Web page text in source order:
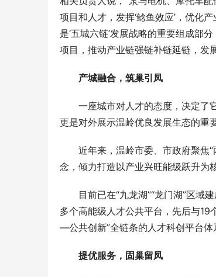
项目和人才，发挥‘鲶鱼效应’，优化
是‘五城六链’发展战略的重要组成部
项目，推动产业链强链补链延链，发
产城融合，筑巢引凤
一座城市对人才的态度，决定了
更是对外展示温岭优良发展生态的重要
近年来，温岭市委、市政府聚焦
念，倾力打造以产业兴旺能级跃升为
目前已在“九龙湖”“龙门湖”区域
多个高能级人才公共平台，先后与
—公共创新”全链条的人才科创平台体
提优服务，固巢留凤